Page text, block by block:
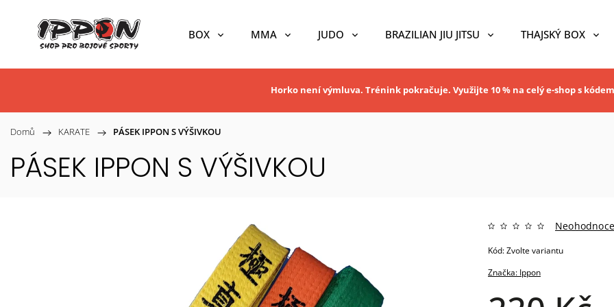
BOX MMA JUDO BRAZILIAN JIU JITSU THAJSKÝ BOX
Horko není výmluva. Trénink pokračuje. Využijte 10 % na celý e-shop s kódem
Domů / KARATE / PÁSEK IPPON S VÝŠIVKOU
PÁSEK IPPON S VÝŠIVKOU
Značka: Ippon
Kód:Zvolte variantu